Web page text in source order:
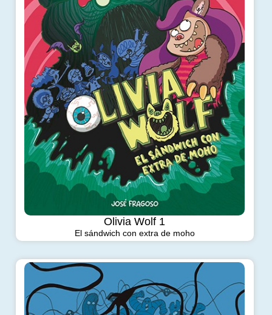
Olivia Wolf 1
El sándwich con extra de moho